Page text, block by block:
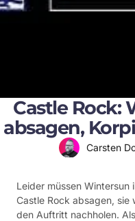
Castle Rock:
absagen,
Carsten
Leider müssen
Castle Rock absagen, sie
den Auftritt nachholen.